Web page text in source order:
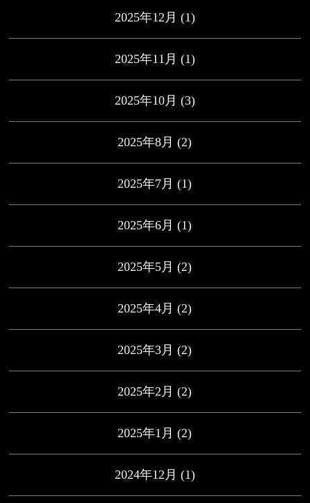
2025年12月 (1)
2025年11月 (1)
2025年10月 (3)
2025年8月 (2)
2025年7月 (1)
2025年6月 (1)
2025年5月 (2)
2025年4月 (2)
2025年3月 (2)
2025年2月 (2)
2025年1月 (2)
2024年12月 (1)